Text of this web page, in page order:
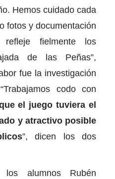
Hemos cuidado cada
fotos y documentación
fielmente los
de las Peñas”,
fue la investigación
codo con
el juego tuviera el
y atractivo posible
”, dicen los dos
los alumnos Rubén